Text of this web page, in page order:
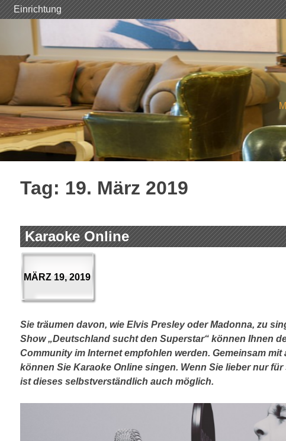
Skip
to
Einrichtung
Tag: 19. März 2019
Karaoke Online
MÄRZ 19, 2019
Sie träumen davon, wie Elvis Presley oder Madonna, zu
Show „Deutschland sucht den Superstar“ können Ihnen
Community im Internet empfohlen werden. Gemeinsam
können Sie Karaoke Online singen. Wenn Sie lieber nur
ist dieses selbstverständlich auch möglich.